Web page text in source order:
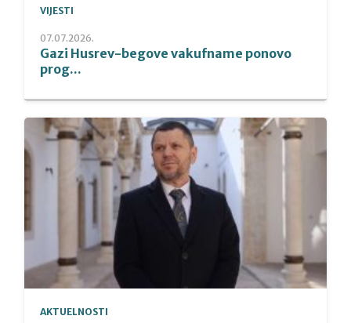
VIJESTI
07.07.2026.
Gazi Husrev-begove vakufname ponovo
prog...
AKTUELNOSTI